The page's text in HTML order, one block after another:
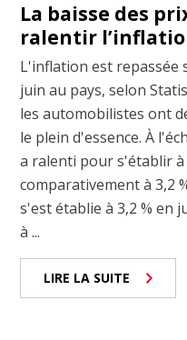
La baisse des
ralentir
L'inflation est repassée
juin au pays, selon
les automobilistes ont
le plein d'essence. À
a ralenti pour s'établir à
comparativement à 3,2
s'est établie à 3,2 % en
à ...
LIRE LA SUITE